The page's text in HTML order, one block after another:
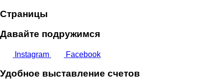
Страницы
Давайте подружимся
Instagram Facebook
Удобное выставление счетов